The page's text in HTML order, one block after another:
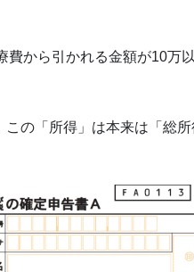
から引かれる金額が10万
の「所得」は本来は「総